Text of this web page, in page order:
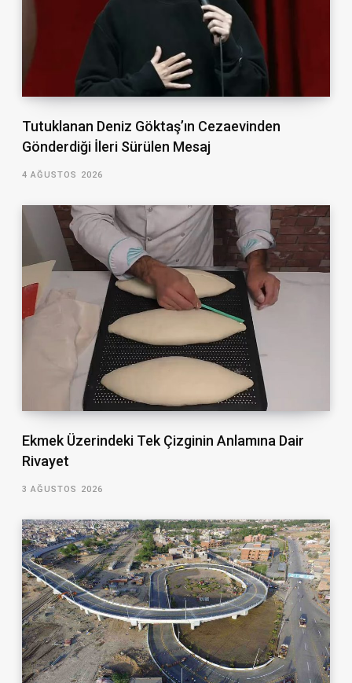
Tutuklanan Deniz Göktaş’ın Cezaevinden
Gönderdiği İleri Sürülen Mesaj
4 AĞUSTOS 2026
Ekmek Üzerindeki Tek Çizginin Anlamına Dair
Rivayet
3 AĞUSTOS 2026